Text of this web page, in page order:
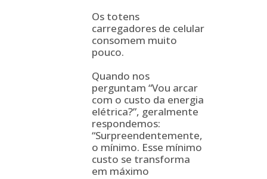
Os totens
carregadores de celular
consomem muito
pouco.
Quando nos
perguntam “Vou arcar
com o custo da energia
elétrica?”, geralmente
respondemos:
“Surpreendentemente,
o mínimo. Esse mínimo
custo se transforma
em máximo